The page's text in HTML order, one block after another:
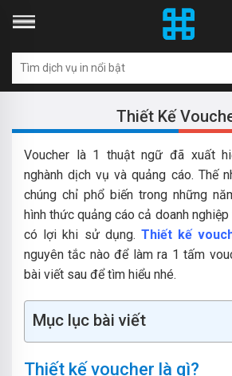
Thiết Kế
Voucher là 1 thuật ngữ đã xuất
nghành dịch vụ và quảng cáo. Thế
chúng chỉ phổ biến trong những
hình thức quảng cáo cả doanh nghiệp
có lợi khi sử dụng. Thiết kế
nguyên tắc nào để làm ra 1 tấm
bài viết sau để tìm hiểu nhé.
Mục lục bài viết
Thiết kế voucher là gì?